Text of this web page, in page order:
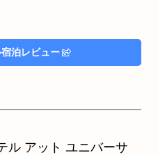
泊レビュー
ル アット ユニバーサ